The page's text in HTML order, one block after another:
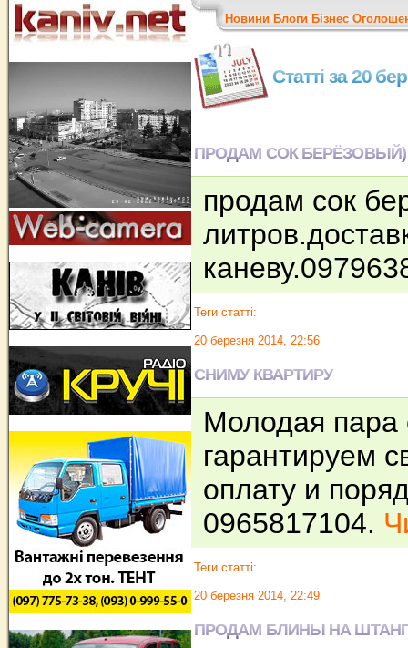
Новини Блоги Бізнес
Статті за 20
ПРОДАМ СОК БЕРЁЗОВЫЙ)
продам сок
Теги статті:
20 березня 2014, 22:56
СНИМУ КВАРТИРУ
Молодая пара
гарантируем
оплату и
0965817104.
Теги статті:
20 березня 2014, 22:49
ПРОДАМ БЛИНЫ НА